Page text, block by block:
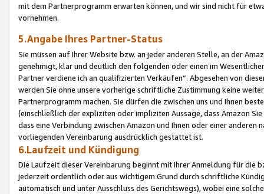
mit dem Partnerprogramm erwarten können, und wir sind nicht für
vornehmen.
5.Angabe Ihres Partner-Status
Sie müssen auf Ihrer Website bzw. an jeder anderen Stelle, an der
genehmigt, klar und deutlich den folgenden oder einen im
Partner verdiene ich an qualifizierten Verkäufen“. Abgesehen von
werden Sie ohne unsere vorherige schriftliche Zustimmung keine
Partnerprogramm machen. Sie dürfen die zwischen uns und Ihnen
(einschließlich der expliziten oder impliziten Aussage, dass Amazon
dass eine Verbindung zwischen Amazon und Ihnen oder einer
vorliegenden Vereinbarung ausdrücklich gestattet ist.
6.Laufzeit und Kündigung
Die Laufzeit dieser Vereinbarung beginnt mit Ihrer Anmeldung für die
jederzeit ordentlich oder aus wichtigem Grund durch schriftliche
automatisch und unter Ausschluss des Gerichtswegs), wobei eine